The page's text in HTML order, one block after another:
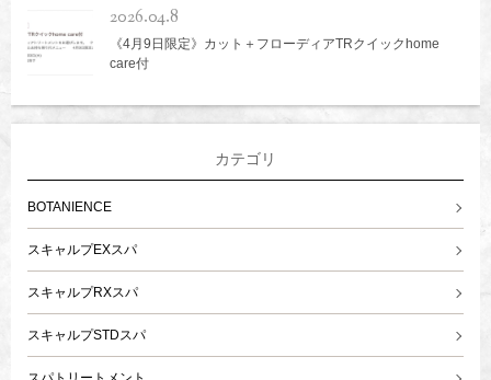
2026.04.8
《4月9日限定》カット＋フローディアTRクイックhome
care付
カテゴリ
BOTANIENCE
スキャルプEXスパ
スキャルプRXスパ
スキャルプSTDスパ